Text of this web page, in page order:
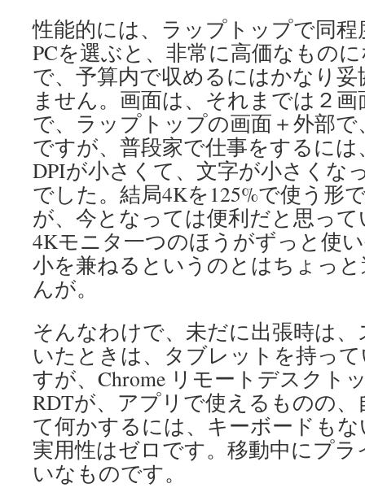
性能的には、ラップトップで同程
PCを選ぶと、非常に高価なもの
で、予算内で収めるにはかなり
ません。画面は、それまでは２
で、ラップトップの画面＋外部
ですが、普段家で仕事をするに
DPIが小さくて、文字が小さくな
でした。結局4Kを125%で使う形
が、今となっては便利だと思っ
4Kモニタ一つのほうがずっと使
小を兼ねるというのとはちょっ
んが。
そんなわけで、未だに出張時は
いたときは、タブレットを持っ
すが、Chrome リモートデスクト
RDTが、アプリで使えるものの、
て何かするには、キーボードも
実用性はゼロです。移動中にプ
いなものです。